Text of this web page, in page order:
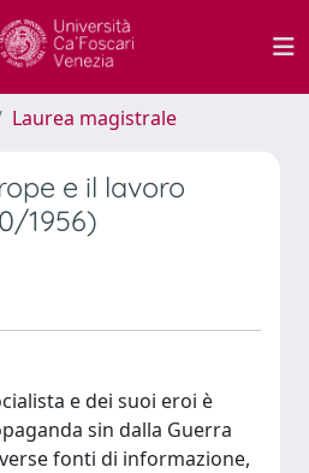
Laurea magistrale
e il lavoro
1956)
e dei suoi eroi è
sin dalla Guerra
fonti di informazione,